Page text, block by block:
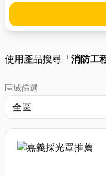
使用產品搜尋「消防工
區域篩選